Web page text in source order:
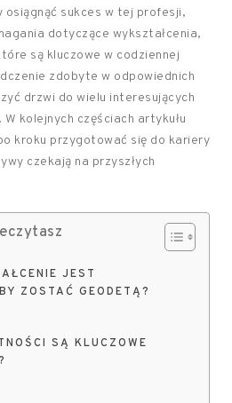
osiągnąć sukces w tej profesji,
dotyczące wykształcenia,
są kluczowe w codziennej
zdobyte w odpowiednich
drzwi do wielu interesujących
kolejnych częściach artykułu
kroku przygotować się do kariery
czekają na przyszłych
JEST
ZOSTAĆ GEODETĄ?
SĄ KLUCZOWE